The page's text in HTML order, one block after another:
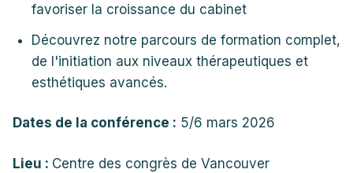
favoriser la croissance du cabinet
Découvrez notre parcours de formation complet,
de l'initiation aux niveaux thérapeutiques et
esthétiques avancés.
Dates de la conférence : 5/6 mars 2026
Lieu : Centre des congrès de Vancouver